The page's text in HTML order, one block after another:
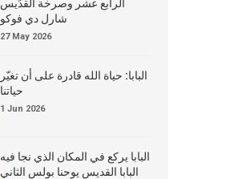
الرابع عشر وصرخة القدِّيس
شارل دي فوكو
27 May 2026
البابا: حياة الله قادرة على أن تغيّر
حياتنا
1 Jun 2026
البابا يركع في المكان الذي نجا فيه
البابا القديس يوحنا بولس الثاني